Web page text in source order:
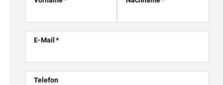
E-Mail
Telefon